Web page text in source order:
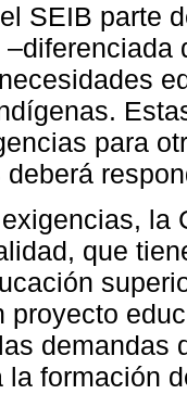
SEIB parte
para
la
que
proyecto
demandas
la formación